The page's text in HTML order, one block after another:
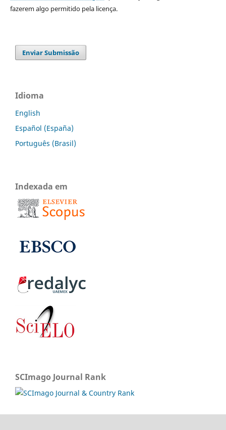
fazerem algo permitido pela licença.
Enviar Submissão
Idioma
English
Español (España)
Português (Brasil)
Indexada em
SCImago Journal Rank